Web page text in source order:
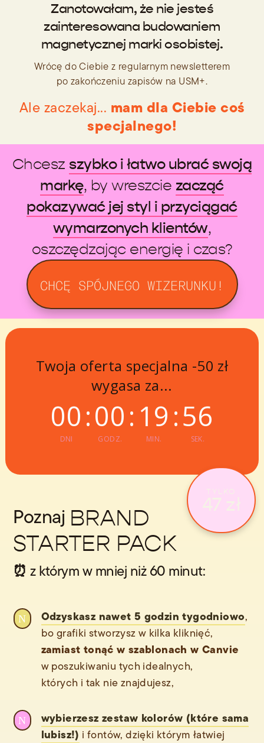
Zanotowałam, że nie jesteś
zainteresowana budowaniem
magnetycznej marki osobistej.
Wrócę do Ciebie z regularnym newsletterem
po zakończeniu zapisów na USM+.
Ale zaczekaj... mam dla Ciebie coś
specjalnego!
Chcesz szybko i łatwo ubrać swoją
markę, by wreszcie zacząć
pokazywać jej styl i przyciągać
wymarzonych klientów,
oszczędzając energię i czas?
CHCĘ SPÓJNEGO WIZERUNKU!
Twoja oferta specjalna -50 zł
wygasa za...
00
DNI
:00
GODZ.
: 19
MIN.
:55
SEK.
Poznaj BRAND
STARTER PACK
⏰z którym w mniej niż 60 minut:
N Odzyskasz nawet 5 godzin tygodniowo,
bo grafiki stworzysz w kilka kliknięć,
zamiast tonąć w szablonach w Canvie
w poszukiwaniu tych idealnych,
których i tak nie znajdujesz,
N
wybierzesz zestaw kolorów (które sama
lubisz!) i fontów, dzięki którym łatwiej